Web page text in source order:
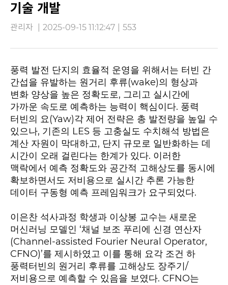
기술 개발
관리자 2025-09-15 11:12:47 553
풍력 발전 단지의 효율적 운영을 위해서는 터빈 간
간섭을 유발하는 원거리 후류(wake)의 형상과
변화 양상을 높은 정확도로, 그리고 실시간에
가까운 속도로 예측하는 능력이 핵심이다. 풍력
터빈의 요(Yaw)각 제어 전략은 총 발전량을 높일 수
있으나, 기존의 LES 등 고충실도 수치해석 방법은
계산 자원이 막대하고, 단지 규모로 일반화하는 데
시간이 오래 걸린다는 한계가 있다. 이러한
맥락에서 예측 정확도와 공간적 고해상도를 동시에
확보하면서도 저비용으로 실시간 추론 가능한
데이터 구동형 예측 프레임워크가 요구되었다.
이은찬 석사과정 학생과 이상봉 교수는 새로운
머신러닝 모델인 ‘채널 보조 푸리에 신경 연산자
(Channel-assisted Fourier Neural Operator,
CFNO)’를 제시하였고 이를 통해 요각 조건 하
풍력터빈의 원거리 후류를 고해상도 장주기 /
저비용으로 예측할 수 있음을 보였다. CFNO는